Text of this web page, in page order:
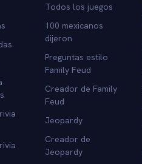
Todos los juegos
100 mexicanos
dijeron
Preguntas estilo
Family Feud
Creador de Family
Feud
Jeopardy
Creador de
Jeopardy